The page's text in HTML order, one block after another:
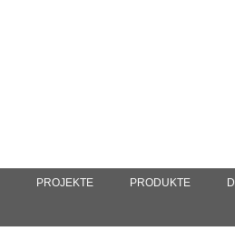
PROJEKTE PRODUKTE